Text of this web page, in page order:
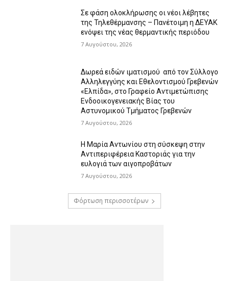
Σε φάση ολοκλήρωσης οι νέοι λέβητες
της Τηλεθέρμανσης – Πανέτοιμη η ΔΕΥΑΚ
ενόψει της νέας θερμαντικής περιόδου
7 Αυγούστου, 2026
Δωρεά ειδών ιματισμού από τον Σύλλογο
Αλληλεγγύης και Εθελοντισμού Γρεβενών
«Ελπίδα», στο Γραφείο Αντιμετώπισης
Ενδοοικογενειακής Βίας του
Αστυνομικού Τμήματος Γρεβενών
7 Αυγούστου, 2026
Η Μαρία Αντωνίου στη σύσκεψη στην
Αντιπεριφέρεια Καστοριάς για την
ευλογιά των αιγοπροβάτων
7 Αυγούστου, 2026
Φόρτωση περισσοτέρων